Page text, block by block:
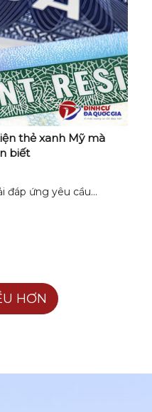
thẻ xanh Mỹ mà
biết
đáp ứng yêu cầu…
HƠN